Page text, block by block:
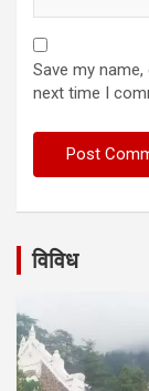
Save my
next time I
विविध